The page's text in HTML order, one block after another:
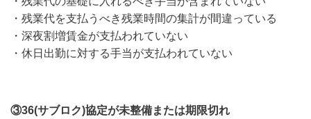
・残業代を支払うべき残業時間の集計が間違っている
・深夜割増賃金が支払われていない
・休日出勤に対する手当が支払われていない
③36(サブロク)協定が未整備または期限切れ